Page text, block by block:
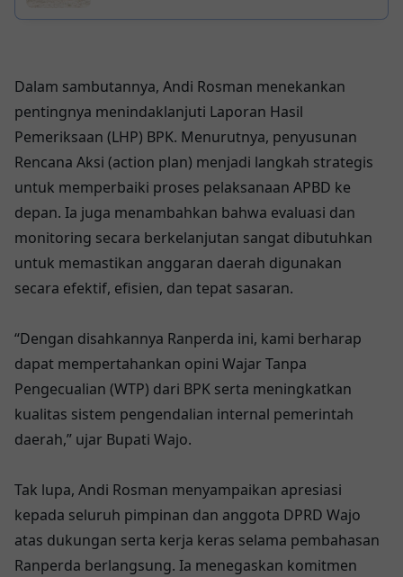
Dalam sambutannya, Andi Rosman menekankan
pentingnya menindaklanjuti Laporan Hasil
Pemeriksaan (LHP) BPK. Menurutnya, penyusunan
Rencana Aksi (action plan) menjadi langkah strategis
untuk memperbaiki proses pelaksanaan APBD ke
depan. Ia juga menambahkan bahwa evaluasi dan
monitoring secara berkelanjutan sangat dibutuhkan
untuk memastikan anggaran daerah digunakan
secara efektif, efisien, dan tepat sasaran.
“Dengan disahkannya Ranperda ini, kami berharap
dapat mempertahankan opini Wajar Tanpa
Pengecualian (WTP) dari BPK serta meningkatkan
kualitas sistem pengendalian internal pemerintah
daerah,” ujar Bupati Wajo.
Tak lupa, Andi Rosman menyampaikan apresiasi
kepada seluruh pimpinan dan anggota DPRD Wajo
atas dukungan serta kerja keras selama pembahasan
Ranperda berlangsung. Ia menegaskan komitmen